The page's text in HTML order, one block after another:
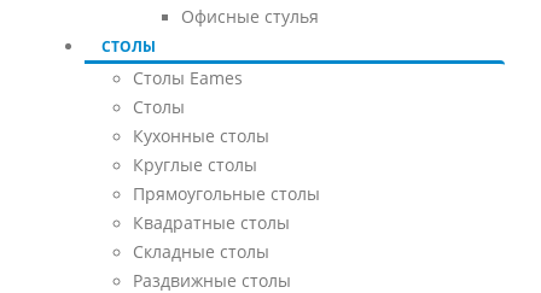
Офисные стулья
СТОЛЫ
Столы Eames
Столы
Кухонные столы
Круглые столы
Прямоугольные столы
Квадратные столы
Складные столы
Раздвижные столы